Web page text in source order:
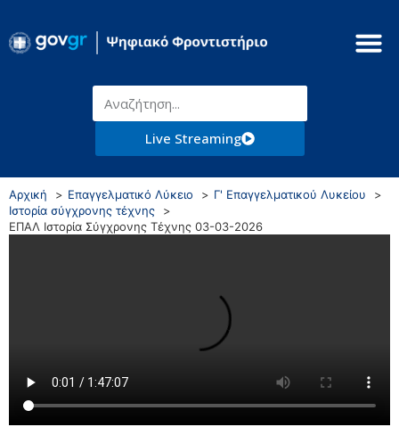
Live Streaming
Αρχική Επαγγελματικό Λύκειο
Γ' Επαγγελματικού Λυκείου
Ιστορία σύγχρονης τέχνης
ΕΠΑΛ Ιστορία Σύγχρονης Τέχνης 03-03-2026